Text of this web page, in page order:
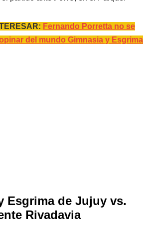
Fernando Porretta no se
del mundo Gimnasia y Esgrima
Esgrima de Jujuy vs.
Rivadavia